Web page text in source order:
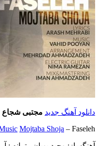
دانلود آهنگ جدید مجتبی شجاع
Mojtaba Shoja – Faseleh